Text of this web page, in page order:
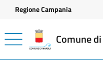
Vai ai contenuti
Vai al footer
Regione Campania
Comune